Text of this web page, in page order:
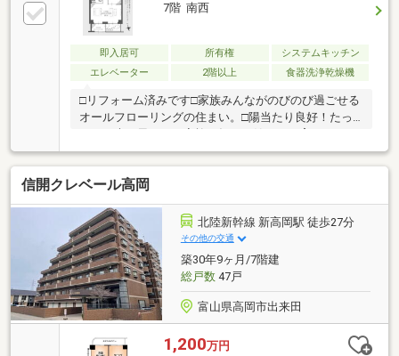
7階 南西
即入居可 所有権
システムキッチン
エレベーター
2階以上 食器洗浄乾燥機
□リフォーム済みです□家族みんながのびのび過ごせる
オールフローリングの住まい。□陽当たり良好！たっ
□エレベーター有り、スムーズに移動できます。＼ぜ
ひ、中を見てみてください／
信開クレベール高岡
北陸新幹線 新高岡駅 徒歩27分
その他の交通
築30年9ヶ月/7階建
総戸数47戸
富山県高岡市出来田
1,200万円